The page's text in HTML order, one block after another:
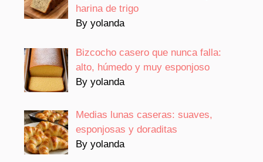
harina de trigo
By yolanda
Bizcocho casero que nunca falla:
alto, húmedo y muy esponjoso
By yolanda
Medias lunas caseras: suaves,
esponjosas y doraditas
By yolanda